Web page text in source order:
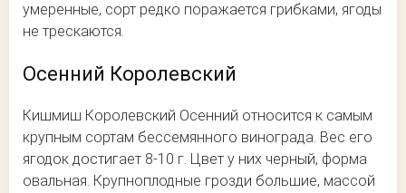
умеренные, сорт редко поражается грибками, ягоды
не трескаются.
Осенний Королевский
Кишмиш Королевский Осенний относится к самым
крупным сортам бессемянного винограда. Вес его
ягодок достигает 8-10 г. Цвет у них черный, форма
овальная. Крупноплодные грозди большие, массой